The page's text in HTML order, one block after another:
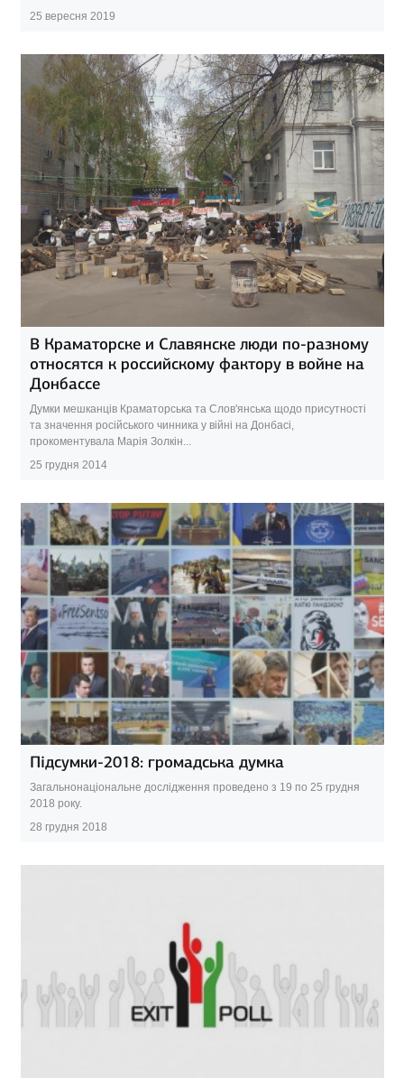
25 вересня 2019
В Краматорске и Славянске люди по-разному
относятся к российскому фактору в войне на
Донбассе
Думки мешканців Краматорська та Слов'янська щодо присутності
та значення російського чинника у війні на Донбасі,
прокоментувала Марія Золкін...
25 грудня 2014
Підсумки-2018: громадська думка
Загальнонаціональне дослідження проведено з 19 по 25 грудня
2018 року.
28 грудня 2018